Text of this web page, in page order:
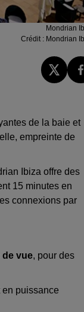
Mondrian
Crédit : Mondrian
de la baie et
empreinte de
Ibiza offre des
15 minutes en
connexions par
de vue, pour des
en puissance